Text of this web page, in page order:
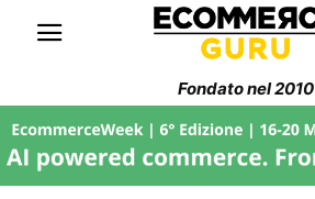
Fondato nel 2010